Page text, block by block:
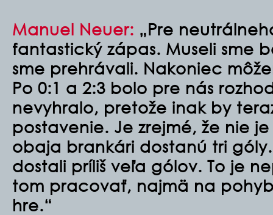
Manuel Neuer: „Pre
fantastický zápas. Museli sme
sme prehrávali. Nakoniec
Po 0:1 a 2:3 bolo pre nás
nevyhralo, pretože inak by
postavenie. Je zrejmé, že nie
obaja brankári dostanú tri
dostali príliš veľa gólov. To je
tom pracovať, najmä na
hre.“